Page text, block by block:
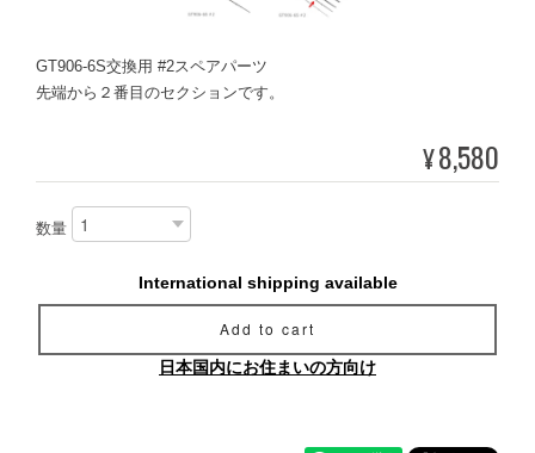
GT906-6S交換用 #2スペアパーツ
先端から２番目のセクションです。
¥8,580
数量
International shipping available
Add to cart
日本国内にお住まいの方向け